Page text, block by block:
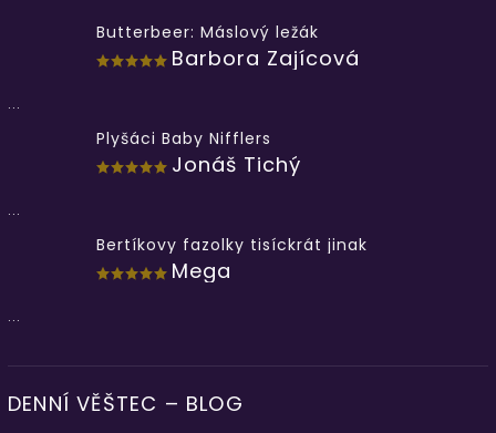
Butterbeer: Máslový ležák
Barbora Zajícová
...
Plyšáci Baby Nifflers
Jonáš Tichý
...
Bertíkovy fazolky tisíckrát jinak
Mega
...
DENNÍ VĚŠTEC – BLOG